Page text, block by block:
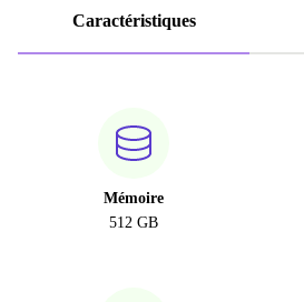
Caractéristiques
Mémoire
512 GB